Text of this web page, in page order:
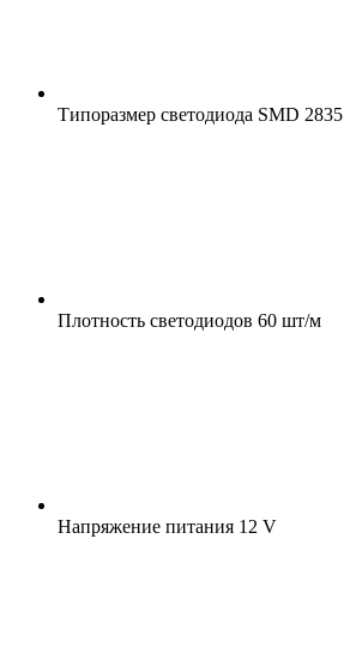
Типоразмер светодиода SMD 2835
Плотность светодиодов 60 шт/м
Напряжение питания 12 V